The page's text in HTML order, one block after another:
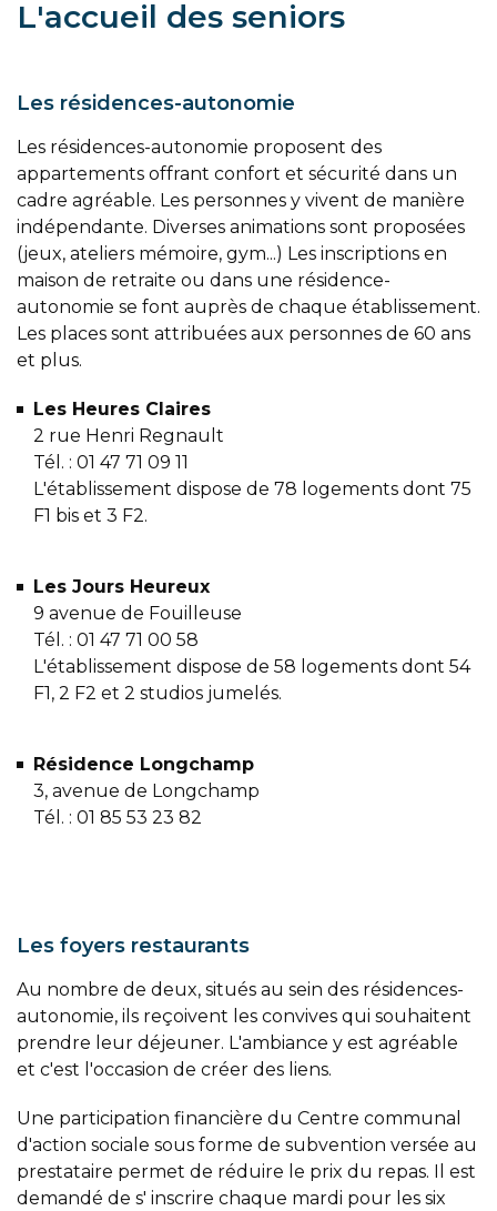
L'accueil des seniors
Les résidences-autonomie
Les résidences-autonomie proposent des
appartements offrant confort et sécurité dans un
cadre agréable. Les personnes y vivent de manière
indépendante. Diverses animations sont proposées
(jeux, ateliers mémoire, gym...) Les inscriptions en
maison de retraite ou dans une résidence-
autonomie se font auprès de chaque établissement.
Les places sont attribuées aux personnes de 60 ans
et plus.
Les Heures Claires
2 rue Henri Regnault
Tél. : 01 47 71 09 11
L'établissement dispose de 78 logements dont 75
F1 bis et 3 F2.
Les Jours Heureux
9 avenue de Fouilleuse
Tél. : 01 47 71 00 58
L'établissement dispose de 58 logements dont 54
F1, 2 F2 et 2 studios jumelés.
Résidence Longchamp
3, avenue de Longchamp
Tél. : 01 85 53 23 82
Les foyers restaurants
Au nombre de deux, situés au sein des résidences-
autonomie, ils reçoivent les convives qui souhaitent
prendre leur déjeuner. L'ambiance y est agréable
et c'est l'occasion de créer des liens.
Une participation financière du Centre communal
d'action sociale sous forme de subvention versée au
prestataire permet de réduire le prix du repas. Il est
demandé de s' inscrire chaque mardi pour les six